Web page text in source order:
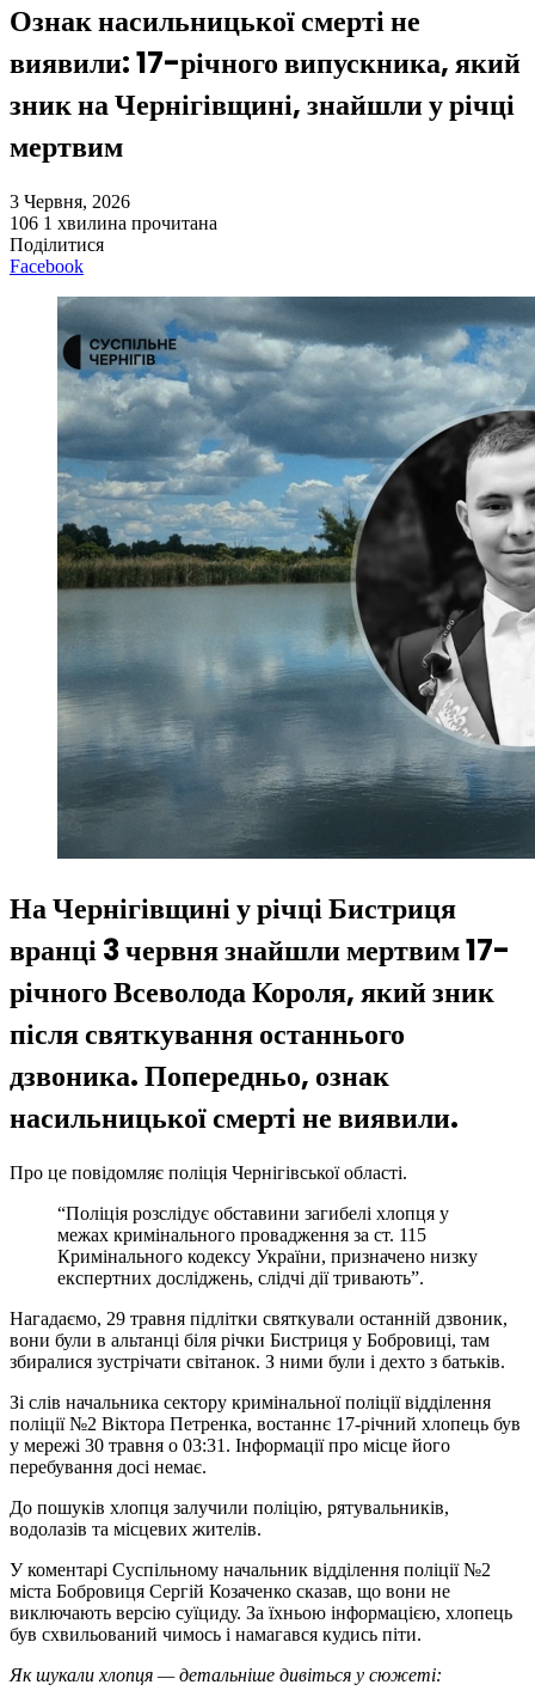
Ознак насильницької смерті не
виявили: 17-річного випускника, який
зник на Чернігівщині, знайшли у річці
мертвим
3 Червня, 2026
106 1 хвилина прочитана
Поділитися
Facebook
На Чернігівщині у річці Бистриця
вранці 3 червня знайшли мертвим 17-
річного Всеволода Короля, який зник
після святкування останнього
дзвоника. Попередньо, ознак
насильницької смерті не виявили.
Про це повідомляє поліція Чернігівської області.
“Поліція розслідує обставини загибелі хлопця у
межах кримінального провадження за ст. 115
Кримінального кодексу України, призначено низку
експертних досліджень, слідчі дії тривають”.
Нагадаємо, 29 травня підлітки святкували останній дзвоник,
вони були в альтанці біля річки Бистриця у Бобровиці, там
збиралися зустрічати світанок. З ними були і дехто з батьків.
Зі слів начальника сектору кримінальної поліції відділення
поліції №2 Віктора Петренка, востаннє 17-річний хлопець був
у мережі 30 травня о 03:31. Інформації про місце його
перебування досі немає.
До пошуків хлопця залучили поліцію, рятувальників,
водолазів та місцевих жителів.
У коментарі Суспільному начальник відділення поліції №2
міста Бобровиця Сергій Козаченко сказав, що вони не
виключають версію суїциду. За їхньою інформацією, хлопець
був схвильований чимось і намагався кудись піти.
Як шукали хлопця — детальніше дивіться у сюжеті: